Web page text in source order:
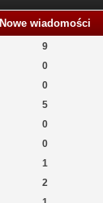
Nowe wiadomości
9
0
0
5
0
0
1
2